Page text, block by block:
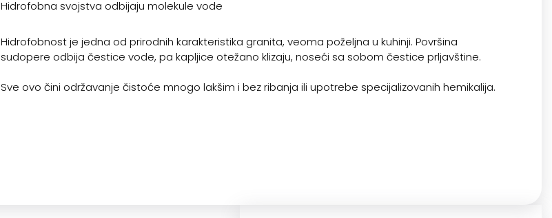
Hidrofobna svojstva odbijaju molekule vode
Hidrofobnost je jedna od prirodnih karakteristika granita, veoma poželjna u kuhinji. Površina
sudopere odbija čestice vode, pa kapljice otežano klizaju, noseći sa sobom čestice prljavštine.
Sve ovo čini održavanje čistoće mnogo lakšim i bez ribanja ili upotrebe specijalizovanih hemikalija.